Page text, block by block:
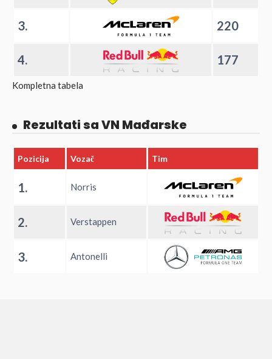
3. 220
4. 177
Kompletna tabela
Rezultati sa VN Mađarske
Pozicija Vozač Tim
1. Norris
2. Verstappen
3. Antonelli